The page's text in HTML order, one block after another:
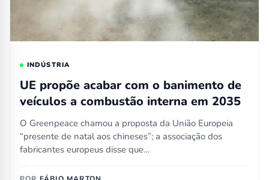
INDÚSTRIA
UE propõe acabar com o banimento de
veículos a combustão interna em 2035
O Greenpeace chamou a proposta da União Europeia
“presente de natal aos chineses”; a associação dos
fabricantes europeus disse que…